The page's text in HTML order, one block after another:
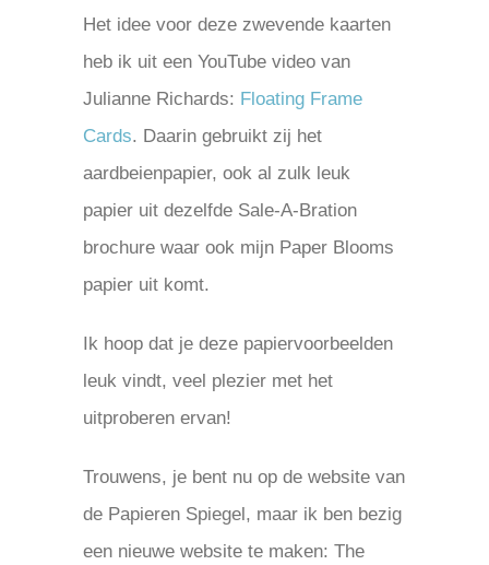
Het idee voor deze zwevende kaarten
heb ik uit een YouTube video van
Julianne Richards: Floating Frame
Cards. Daarin gebruikt zij het
aardbeienpapier, ook al zulk leuk
papier uit dezelfde Sale-A-Bration
brochure waar ook mijn Paper Blooms
papier uit komt.
Ik hoop dat je deze papiervoorbeelden
leuk vindt, veel plezier met het
uitproberen ervan!
Trouwens, je bent nu op de website van
de Papieren Spiegel, maar ik ben bezig
een nieuwe website te maken: The